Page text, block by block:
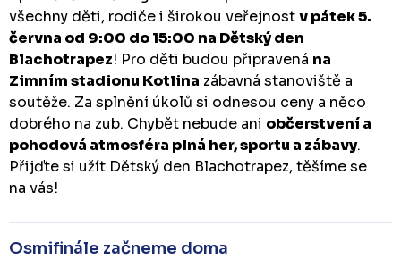
všechny děti, rodiče i širokou veřejnostv pátek 5.
června od 9:00 do 15:00 na Dětský den
Blachotrapez! Pro děti budou připravená na
Zimním stadionu Kotlina zábavná stanoviště a
soutěže. Za splnění úkolů si odnesou ceny a něco
dobrého na zub. Chybět nebude ani občerstvení a
pohodová atmosféra plná her, sportu a zábavy.
Přijďte si užít Dětský den Blachotrapez, těšíme se
na vás!
Osmifinále začneme doma